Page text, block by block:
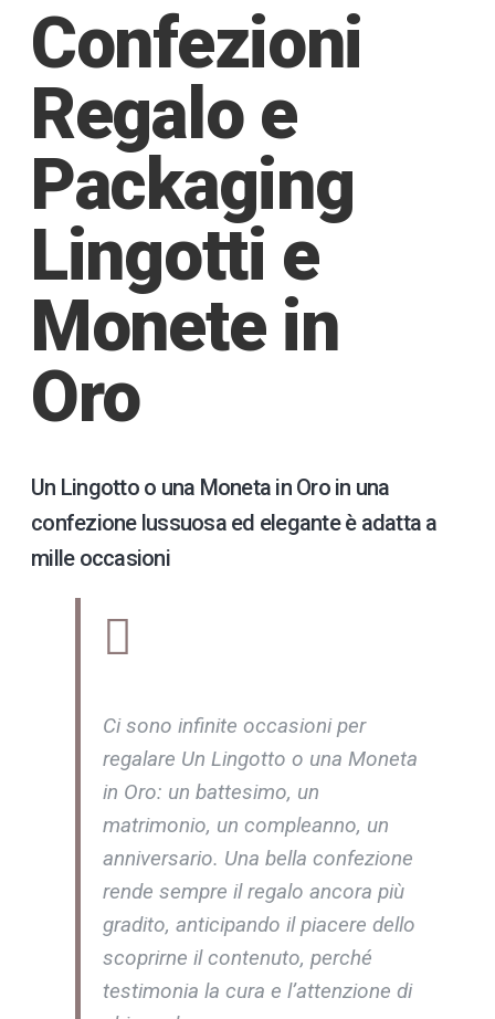
Confezioni
Regalo e
Packaging
Lingotti e
Monete in
Oro
Un Lingotto o una Moneta in Oro in una
confezione lussuosa ed elegante è adatta a
mille occasioni
Ci sono infinite occasioni per
regalare Un Lingotto o una Moneta
in Oro: un battesimo, un
matrimonio, un compleanno, un
anniversario. Una bella confezione
rende sempre il regalo ancora più
gradito, anticipando il piacere dello
scoprirne il contenuto, perché
testimonia la cura e l’attenzione di